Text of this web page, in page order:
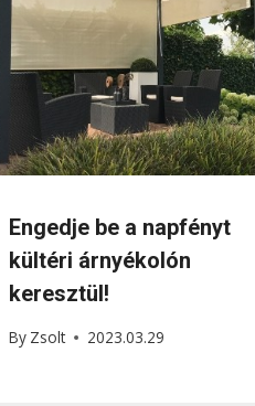
Engedje be a napfényt
kültéri árnyékolón
keresztül!
By Zsolt 2023.03.29